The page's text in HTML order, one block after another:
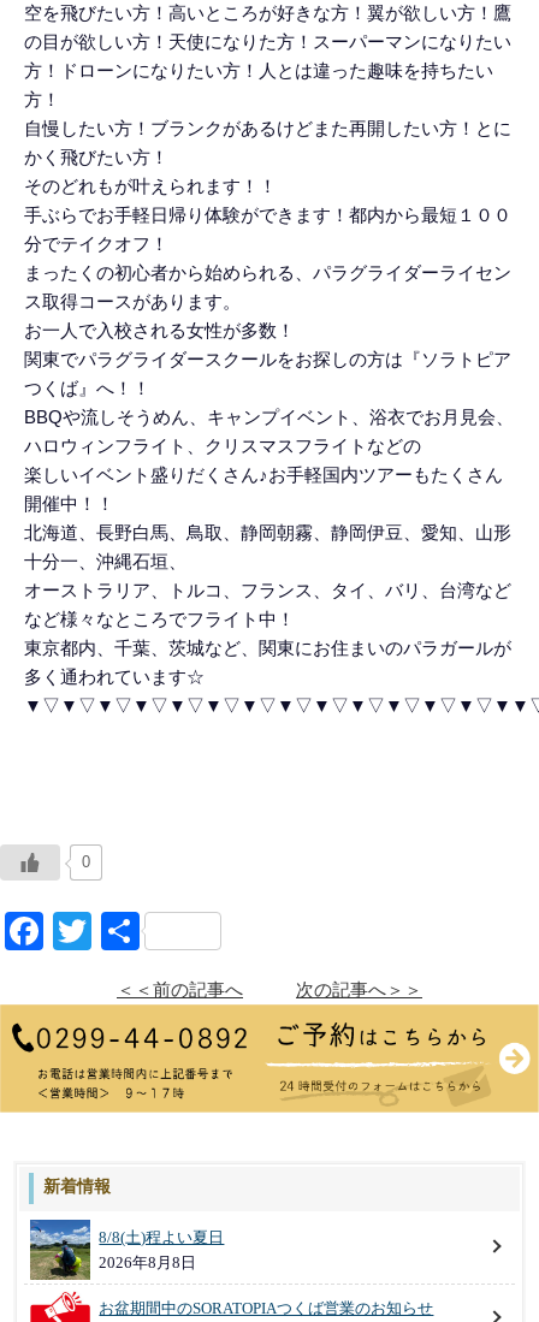
空を飛びたい方！高いところが好きな方！翼が欲しい方！鷹
の目が欲しい方！天使になりた方！スーパーマンになりたい
方！ドローンになりたい方！人とは違った趣味を持ちたい
方！
自慢したい方！ブランクがあるけどまた再開したい方！とに
かく飛びたい方！
そのどれもが叶えられます！！
手ぶらでお手軽日帰り体験ができます！都内から最短１００
分でテイクオフ！
まったくの初心者から始められる、パラグライダーライセン
ス取得コースがあります。
お一人で入校される女性が多数！
関東でパラグライダースクールをお探しの方は『ソラトピア
つくば』へ！！
BBQや流しそうめん、キャンプイベント、浴衣でお月見会、
ハロウィンフライト、クリスマスフライトなどの
楽しいイベント盛りだくさん♪お手軽国内ツアーもたくさん
開催中！！
北海道、長野白馬、鳥取、静岡朝霧、静岡伊豆、愛知、山形
十分一、沖縄石垣、
オーストラリア、トルコ、フランス、タイ、バリ、台湾など
など様々なところでフライト中！
東京都内、千葉、茨城など、関東にお住まいのパラガールが
多く通われています☆
0
Facebook
Twitter
共
＜＜前の記事へ 次の記事へ＞＞
新着情報
8/8(土)程よい夏日
2026年8月8日
お盆期間中のSORATOPIAつくば営業のお知らせ